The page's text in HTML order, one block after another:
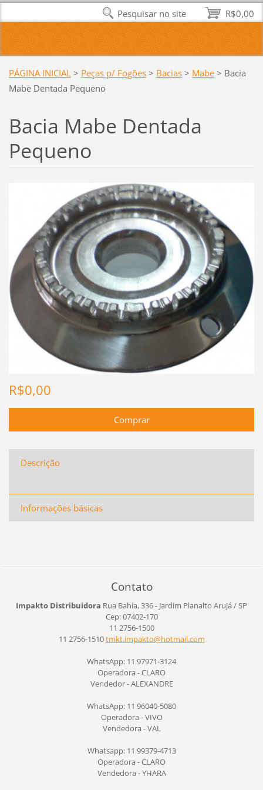
PÁGINA INICIAL > Peças p/ Fogões > Bacias > Mabe > Bacia
Mabe Dentada Pequeno
Bacia Mabe Dentada
Pequeno
R$0,00
Descrição
Informações básicas
Contato
Impakto Distribuidora Rua Bahia, 336 - Jardim Planalto Arujá / SP
Cep: 07402-170
11 2756-1500
11 2756-1510tmkt.impakto@hotmail.com
WhatsApp: 11 97971-3124
Operadora - CLARO
Vendedor - ALEXANDRE
WhatsApp: 11 96040-5080
Operadora - VIVO
Vendedora - VAL
Whatsapp: 11 99379-4713
Operadora - CLARO
Vendedora - YHARA
R$0,00
Pesquisar no site